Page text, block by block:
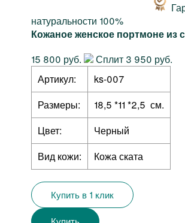
натуральности 100%
Кожаное женское портмоне из
15 800 руб.
Сплит 3 950 руб.
Артикул:
ks-007
Размеры:
18,5 *11 *2,5 см.
Цвет:
Черный
Вид кожи:
Кожа ската
Купить в 1 клик